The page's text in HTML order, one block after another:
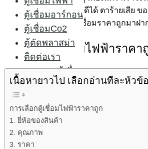
ตู้เชื่อมอาร์กอน
ตู้เชื่อมCo2
ตู้ตัดพลาสม่า
ติดต่อเรา
บทความตู้เชื่อม
หน่อย เข้าทำนองว่า ตาดีได้ ตาร้ายเสีย ข
เทคนิคในการสังเกตตู้เชื่อมราคาถูกมาฝ
การเลือกตู้เชื่อมไฟฟ้าราคา
เนื้อหายาวไป เลือกอ่านทีละห้วข้อ
การเลือกตู้เชื่อมไฟฟ้าราคาถูก
1. ยี่ห้อของสินค้า
2. คุณภาพ
3. ราคา